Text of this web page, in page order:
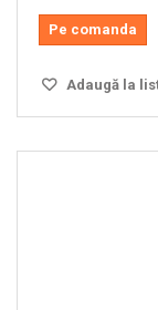
Pe comanda
Adaugă la